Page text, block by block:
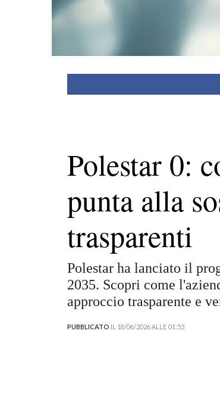
Polestar 0:
punta alla
trasparenti
Polestar ha lanciato il
2035. Scopri come
approccio trasparente e
PUBBLICATO IL 18/06/2026 ALLE 01:53